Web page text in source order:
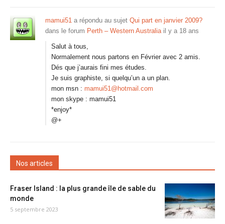
mamui51 a répondu au sujet Qui part en janvier 2009?
dans le forum Perth – Western Australia il y a 18 ans
Salut à tous,
Normalement nous partons en Février avec 2 amis.
Dés que j’aurais fini mes études.
Je suis graphiste, si quelqu’un a un plan.
mon msn : mamui51@hotmail.com
mon skype : mamui51
*enjoy*
@+
Nos articles
Fraser Island : la plus grande île de sable du
monde
5 septembre 2023